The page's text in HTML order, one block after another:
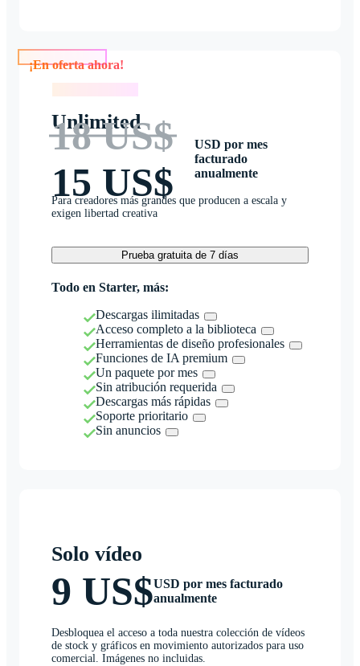
Unlimited
18 US$
15 US$
USD por mes
facturado
anualmente
Para creadores más grandes que producen a escala y
exigen libertad creativa
Prueba gratuita de 7 días
Todo en Starter, más:
Descargas ilimitadas
Acceso completo a la biblioteca
Herramientas de diseño profesionales
Funciones de IA premium
Un paquete por mes
Sin atribución requerida
Descargas más rápidas
Soporte prioritario
Sin anuncios
Solo vídeo
9 US$USD por mes facturado
anualmente
Desbloquea el acceso a toda nuestra colección de vídeos
de stock y gráficos en movimiento autorizados para uso
comercial. Imágenes no incluidas.